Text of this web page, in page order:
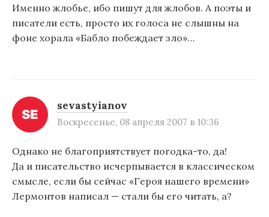
Именно жлобье, ибо пишут для жлобов. А поэты и
писатели есть, просто их голоса не слышны на
фоне хорала «Бабло побеждает зло»…
sevastyianov
Воскресенье, 08 апреля 2007 в 10:36
Однако не благоприятствует погодка-то, да!
Да и писательство исчерпывается в классическом
смысле, если бы сейчас «Героя нашего времени»
Лермонтов написал — стали бы его читать, а?